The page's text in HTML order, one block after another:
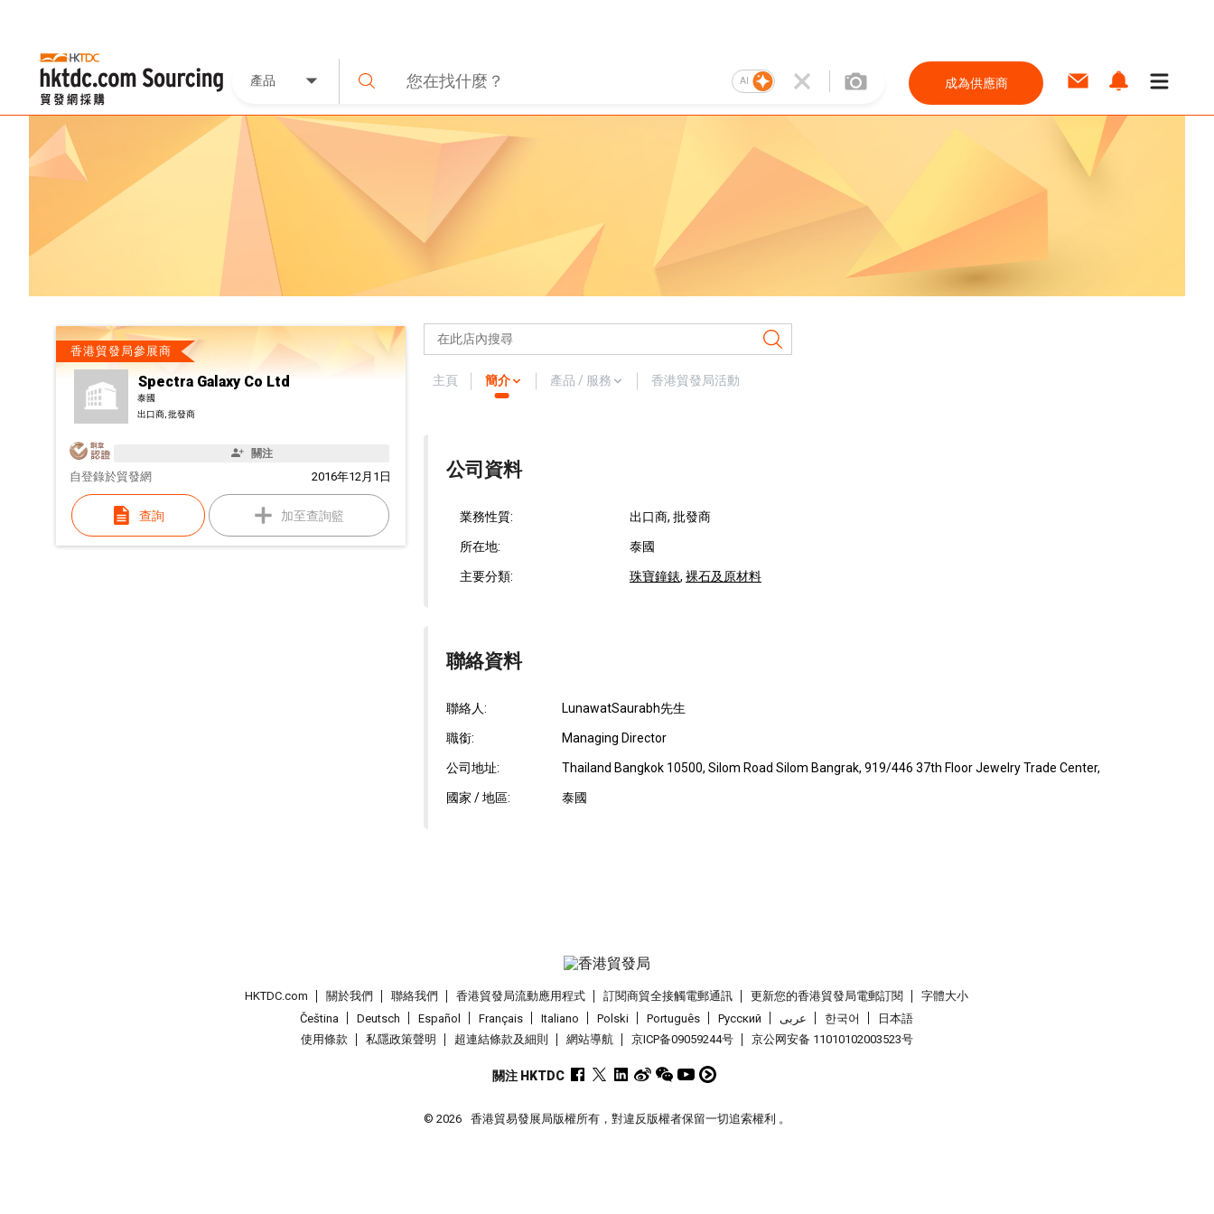
產品 AI 成為供應商
香港貿發局參展商
Spectra Galaxy Co Ltd
泰國
出口商, 批發商
關注
自 2016年12月1日
登錄於貿發網
查詢 加至查詢籃
主頁 簡介 產品 / 服務 香港貿發局活動
公司資料
業務性質: 出口商, 批發商
所在地: 泰國
主要分類: 珠寶鐘錶, 裸石及原材料
聯絡資料
聯絡人: LunawatSaurabh先生
職銜: Managing Director
公司地址: Thailand Bangkok 10500, Silom Road Silom Bangrak, 919/446 37th Floor Jewelry Trade Center,
國家 / 地區: 泰國
HKTDC.com 關於我們 聯絡我們 香港貿發局流動應用程式 訂閱商貿全接觸電郵通訊 更新您的香港貿發局電郵訂閱
字體大小
Čeština
Deutsch Español Français Italiano Polski Português Pусский عربى 한국어
日本語
使用條款
私隱政策聲明 超連結條款及細則 網站導航 京ICP备09059244号 京公网安备 11010102003523号
關注 HKTDC
© 2026 香港貿易發展局版權所有，對違反版權者保留一切追索權利 。